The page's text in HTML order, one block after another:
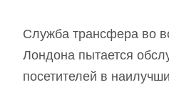
Служба трансфера во
Лондона пытается
посетителей в